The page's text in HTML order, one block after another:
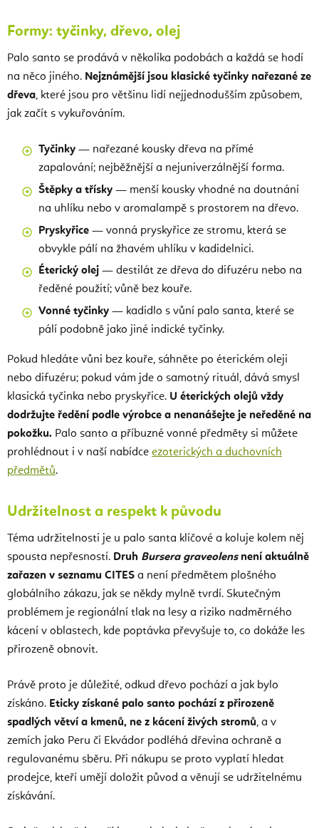
Formy: tyčinky, dřevo, olej
Palo santo se prodává v několika podobách a každá se hodí
na něco jiného. Nejznámější jsou klasické tyčinky nařezané ze
dřeva, které jsou pro většinu lidí nejjednodušším způsobem,
jak začít s vykuřováním.
Tyčinky — nařezané kousky dřeva na přímé
zapalování; nejběžnější a nejuniverzálnější forma.
Štěpky a třísky — menší kousky vhodné na doutnání
na uhlíku nebo v aromalampě s prostorem na dřevo.
Pryskyřice — vonná pryskyřice ze stromu, která se
obvykle pálí na žhavém uhlíku v kadidelnici.
Éterický olej — destilát ze dřeva do difuzéru nebo na
ředěné použití; vůně bez kouře.
Vonné tyčinky — kadidlo s vůní palo santa, které se
pálí podobně jako jiné indické tyčinky.
Pokud hledáte vůni bez kouře, sáhněte po éterickém oleji
nebo difuzéru; pokud vám jde o samotný rituál, dává smysl
klasická tyčinka nebo pryskyřice. U éterických olejů vždy
dodržujte ředění podle výrobce a nenanášejte je neředěné na
pokožku. Palo santo a příbuzné vonné předměty si můžete
prohlédnout i v naší nabídce ezoterických a duchovních
předmětů.
Udržitelnost a respekt k původu
Téma udržitelnosti je u palo santa klíčové a koluje kolem něj
spousta nepřesností. Druh Bursera graveolensnení aktuálně
zařazen v seznamu CITES a není předmětem plošného
globálního zákazu, jak se někdy mylně tvrdí. Skutečným
problémem je regionální tlak na lesy a riziko nadměrného
kácení v oblastech, kde poptávka převyšuje to, co dokáže les
přirozeně obnovit.
Právě proto je důležité, odkud dřevo pochází a jak bylo
získáno. Eticky získané palo santo pochází z přirozeně
spadlých větví a kmenů, ne z kácení živých stromů, a v
zemích jako Peru či Ekvádor podléhá dřevina ochraně a
regulovanému sběru. Při nákupu se proto vyplatí hledat
prodejce, kteří umějí doložit původ a věnují se udržitelnému
získávání.